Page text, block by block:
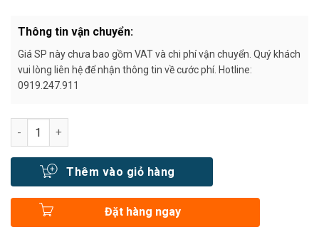
Thông tin vận chuyển:
Giá SP này chưa bao gồm VAT và chi phí vận chuyển. Quý khách
vui lòng liên hệ để nhận thông tin về cước phí. Hotline:
0919.247.911
Số lượng
Thêm vào giỏ hàng
Đặt hàng ngay